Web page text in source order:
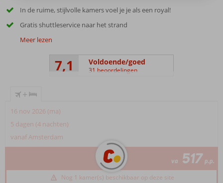
In de ruime, stijlvolle kamers voel je je als een royal!
Gratis shuttleservice naar het strand
Meer lezen
7,1 Voldoende/goed
31 beoordelingen
+
16 nov 2026 (ma)
5 dagen (4 nachten)
vanaf Amsterdam
va 517 p.p.
Nog 1 kamer(s) beschikbaar op deze site